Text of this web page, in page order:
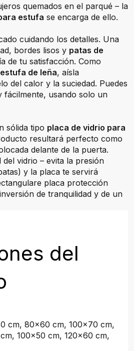
quemados en el parqué – la
estufa se encarga de ello.
cuidando los detalles. Una
bordes lisos y patas de
de tu satisfacción. Como
de leña, aísla
del calor y la suciedad. Puedes
fácilmente, usando solo un
sólida tipo placa de vidrio para
resultará perfecto como
delante de la puerta.
del vidrio – evita la presión
y la placa te servirá
placa protección
de tranquilidad y de un
del
cm, 80x60 cm, 100x70 cm,
100x50 cm, 120x60 cm,